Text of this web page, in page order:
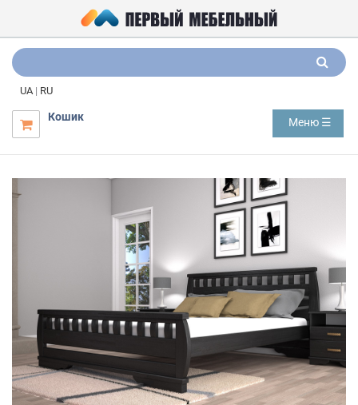
UA | RU

Кошик Меню ☰